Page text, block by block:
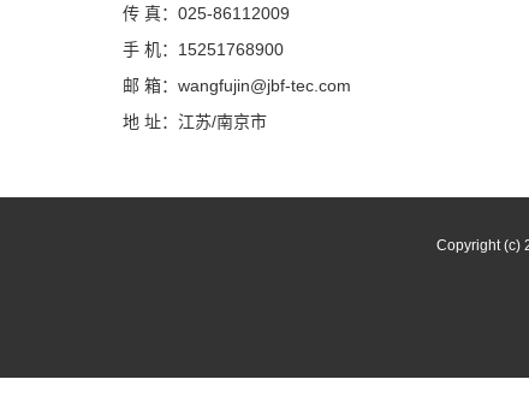
传 真：025-86112009
手 机：15251768900
邮 箱：wangfujin@jbf-tec.com
地 址：江苏/南京市
Copyright (c)